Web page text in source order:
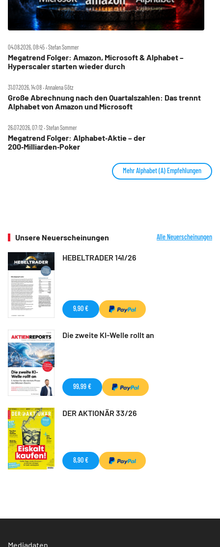
04.08.2026, 08:45 ‧ Stefan Sommer
Megatrend Folger: Amazon, Microsoft & Alphabet –
Hyperscaler starten wieder durch
31.07.2026, 14:08 ‧ Annalena Götz
Große Abrechnung nach den Quartalszahlen: Das trennt
Alphabet von Amazon und Microsoft
26.07.2026, 07:12 ‧ Stefan Sommer
Megatrend Folger: Alphabet‑Aktie – der
200‑Milliarden‑Poker
Mehr Alphabet (A) Empfehlungen
Unsere Neuerscheinungen Alle Neuerscheinungen
HEBELTRADER 141/26
9,90 €
Die zweite KI-Welle rollt an
99,99 €
DER AKTIONÄR 33/26
8,90 €
Mediadaten